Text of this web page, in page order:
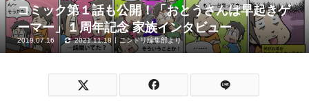
コミック第１話も公開！「おとうさんは早起きゲ
ーマー」１周年記念 家族インタビュー
2019.07.16 2021.11.18 ニンドリ編集部より